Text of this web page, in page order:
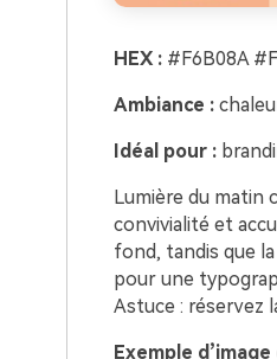
HEX :#F6B08A
Ambiance :
Idéal pour :
Lumière du matin
convivialité et
fond, tandis que
pour une
Astuce : réservez
Exemple